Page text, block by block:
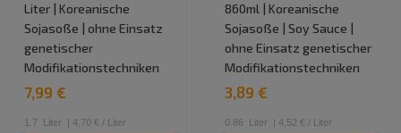
Liter | Koreanische
Sojasoße | ohne Einsatz
genetischer
Modifikationstechniken
7,99 €
1.7 Liter | 4,70 € / Liter
860ml | Koreanische
Sojasoße | Soy Sauce |
ohne Einsatz genetischer
Modifikationstechniken
3,89 €
0.86 Liter | 4,52 € / Liter